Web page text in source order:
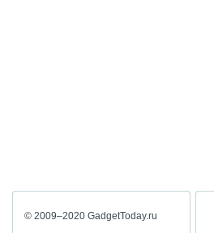
© 2009–2020 GadgetToday.ru